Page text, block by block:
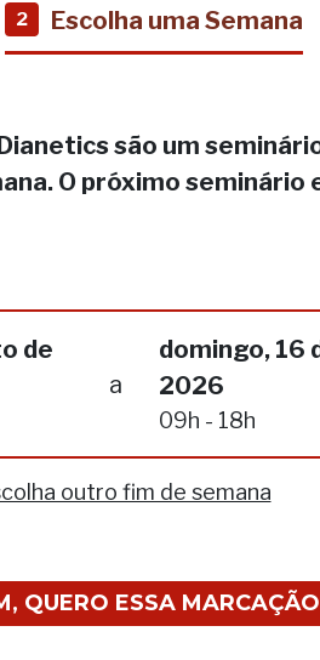
2 Escolha uma Semana
são um
O próximo seminário
de
a
domingo, 16
2026
09h - 18h
outro fim de semana
QUERO ESSA MARCAÇÃO